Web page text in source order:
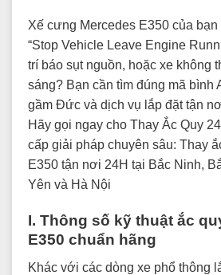
Xế cưng Mercedes E350 của bạn
“Stop Vehicle Leave Engine
trí báo sụt nguồn, hoặc xe không
sáng? Bạn cần tìm đúng mã bình
gầm Đức và dịch vụ lắp đặt tận
Hãy gọi ngay cho Thay Ắc Quy
cấp giải pháp chuyên sâu: Thay
E350 tận nơi 24H tại Bắc Ninh,
Yên và Hà Nội
I. Thông số kỹ thuật ắc
E350 chuẩn hãng
Khác với các dòng xe phổ thông